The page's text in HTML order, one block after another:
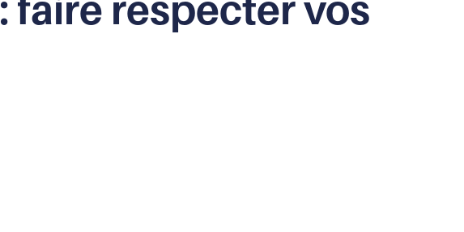
faire respecter vos